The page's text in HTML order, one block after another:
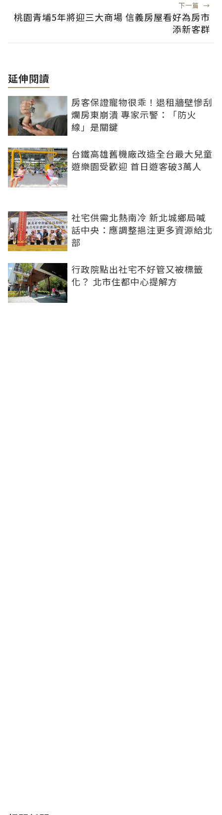
下一篇 →
桃園青埔5年將迎三大商場 信義房屋看好為房市
添新客群
延伸閱讀
房客保證寵物很乖！退租牆壁慘刮
爛房東崩潰 專家示警：「防火
線」是關鍵
台鐵高雄舊機廠改造全台最大兒童
遊樂園受歡迎 首日遊客破3萬人
社宅供需北熱南冷 新北城鄉局喊
話中央：應調整挹注更多資源給北
部
行政院點出社宅不好管又被標籤
化？ 北市住都中心提解方